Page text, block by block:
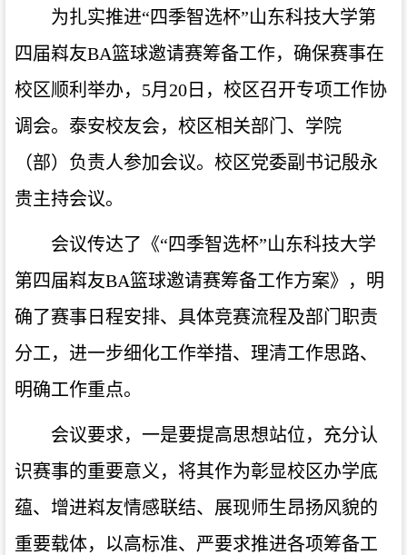
为扎实推进“四季智选杯”山东科技大学第
四届嵙友BA篮球邀请赛筹备工作，确保赛事在
校区顺利举办，5月20日，校区召开专项工作协
调会。泰安校友会，校区相关部门、学院
（部）负责人参加会议。 校区党委副书记殷永
贵主持会议。
会议传达了《“四季智选杯”山东科技大学
第四届嵙友BA篮球邀请赛筹备工作方案》，明
确了赛事日程安排、具体竞赛流程及部门职责
分工，进一步细化工作举措、理清工作思路、
明确工作重点。
会议要求，一是要提高思想站位，充分认
识赛事的重要意义，将其作为彰显校区办学底
蕴、增进嵙友情感联结、展现师生昂扬风貌的
重要载体，以高标准、严要求推进各项筹备工